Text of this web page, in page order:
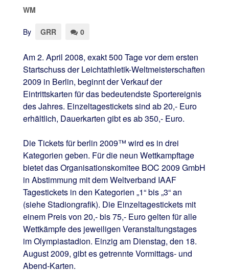
WM
By GRR 0
Am 2. April 2008, exakt 500 Tage vor dem ersten
Startschuss der Leichtathletik-Weltmeisterschaften
2009 in Berlin, beginnt der Verkauf der
Eintrittskarten für das bedeutendste Sportereignis
des Jahres. Einzeltagestickets sind ab 20,- Euro
erhältlich, Dauerkarten gibt es ab 350,- Euro.
Die Tickets für berlin 2009™ wird es in drei
Kategorien geben. Für die neun Wettkampftage
bietet das Organisationskomitee BOC 2009 GmbH
in Abstimmung mit dem Weltverband IAAF
Tagestickets in den Kategorien „1“ bis „3“ an
(siehe Stadiongrafik). Die Einzeltagestickets mit
einem Preis von 20,- bis 75,- Euro gelten für alle
Wettkämpfe des jeweiligen Veranstaltungstages
im Olympiastadion. Einzig am Dienstag, den 18.
August 2009, gibt es getrennte Vormittags- und
Abend-Karten.